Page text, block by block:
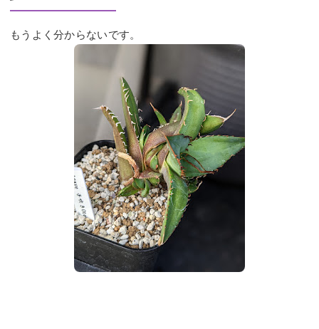
もうよく分からないです。